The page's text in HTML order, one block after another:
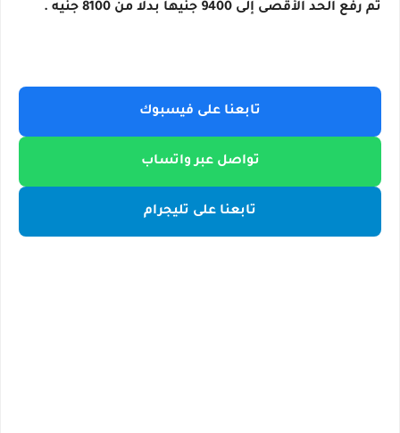
تم رفع الحد الأقصى إلى 9400 جنيها بدلا من 8100 جنيه .
تابعنا على فيسبوك
تواصل عبر واتساب
تابعنا على تليجرام